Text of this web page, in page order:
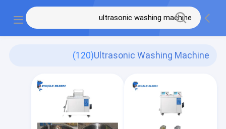
Ultrasonic Washing Machine
(120)